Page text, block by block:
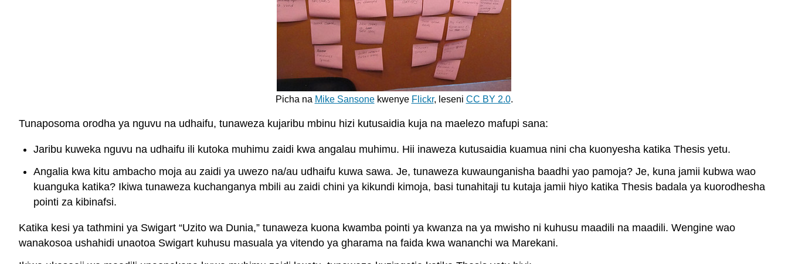
Picha na Mike Sansonekwenye Flickr, leseni CC BY 2.0.
Tunaposoma orodha ya nguvu na udhaifu, tunaweza kujaribu mbinu hizi kutusaidia kuja na maelezo mafupi sana:
Jaribu kuweka nguvu na udhaifu ili kutoka muhimu zaidi kwa angalau muhimu. Hii inaweza kutusaidia kuamua nini cha kuonyesha katika Thesis yetu.
Angalia kwa kitu ambacho moja au zaidi ya uwezo na/au udhaifu kuwa sawa. Je, tunaweza kuwaunganisha baadhi yao pamoja? Je, kuna jamii kubwa wao
kuanguka katika? Ikiwa tunaweza kuchanganya mbili au zaidi chini ya kikundi kimoja, basi tunahitaji tu kutaja jamii hiyo katika Thesis badala ya kuorodhesha
pointi za kibinafsi.
Katika kesi ya tathmini ya Swigart “Uzito wa Dunia,” tunaweza kuona kwamba pointi ya kwanza na ya mwisho ni kuhusu maadili na maadili. Wengine wao
wanakosoa ushahidi unaotoa Swigart kuhusu masuala ya vitendo ya gharama na faida kwa wananchi wa Marekani.